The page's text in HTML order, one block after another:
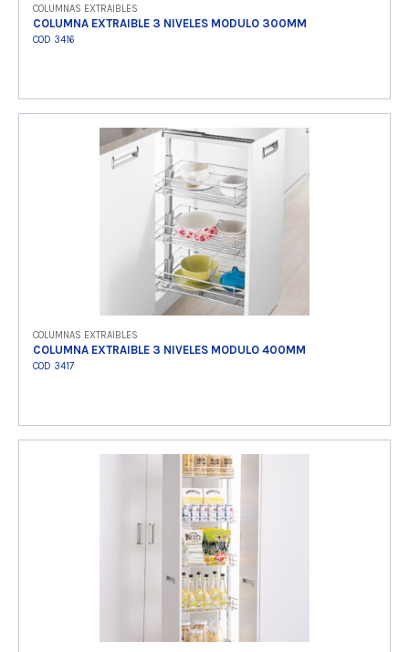
COLUMNAS EXTRAIBLES
COLUMNA EXTRAIBLE 3 NIVELES MODULO 300MM
COD 3416
Ver producto
COLUMNAS EXTRAIBLES
COLUMNA EXTRAIBLE 3 NIVELES MODULO 400MM
COD 3417
Ver producto